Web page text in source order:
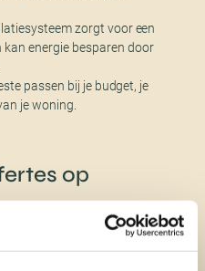
zorgt voor een
energie besparen door
passen bij je budget, je
je woning.
op
je wilt nemen, is
is verstandig om meerdere